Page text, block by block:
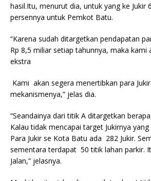
hasil.Itu, menurut dia, untuk yang ke Jukir
persennya untuk Pemkot Batu.
“Karena sudah ditargetkan pendapatan
Rp 8,5 miliar setiap tahunnya, maka kami
ekstra
Kami akan segera menertibkan para
mekanismenya,” jelas dia.
“Seandainya dari titik A ditargetkan
Kalau tidak mencapai target Jukirnya yang
Para Jukir se Kota Batu ada 282 Jukir.
sementara terdapat 50 titik lahan parkir.
Jalan,” jelasnya.